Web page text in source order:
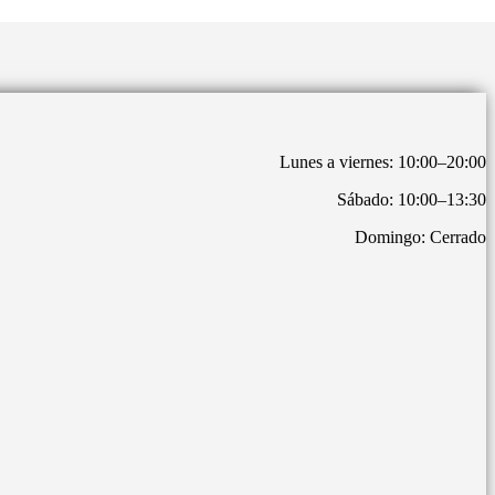
Lunes a viernes: 10:00–20:00
Sábado: 10:00–13:30
Domingo: Cerrado